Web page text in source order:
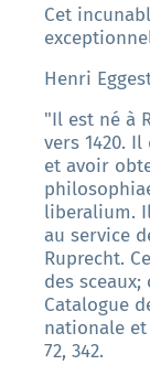
Cet
Henri
"Il est né à
vers 1420.
et avoir
liberalium.
au service
Ruprecht.
des
Catalogue
nationale
72, 342.